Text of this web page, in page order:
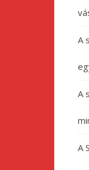
A
A
A